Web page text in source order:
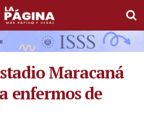
Maracaná
enfermos de